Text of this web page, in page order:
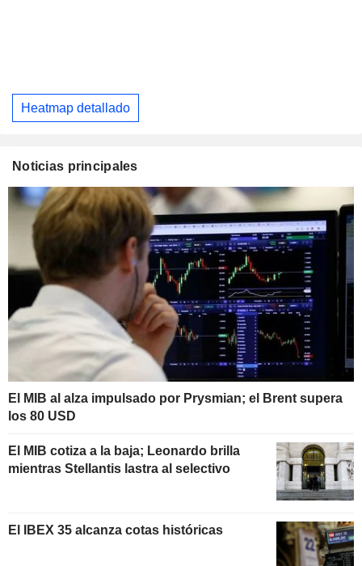
Heatmap detallado
Noticias principales
El MIB al alza impulsado por Prysmian; el Brent supera
los 80 USD
El MIB cotiza a la baja; Leonardo brilla
mientras Stellantis lastra al selectivo
El IBEX 35 alcanza cotas históricas